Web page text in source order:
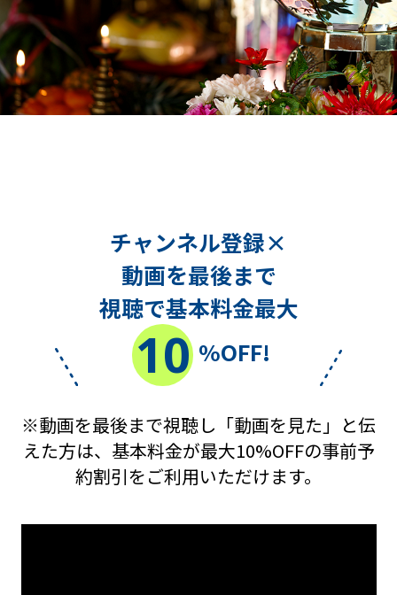
チャンネル登録×
動画を最後まで
視聴で基本料金最大
10 %OFF!
※動画を最後まで視聴し「動画を見た」と伝
えた方は、基本料金が最大10%OFFの事前予
約割引をご利用いただけます。